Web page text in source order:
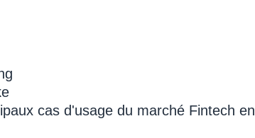
cas d'usage du marché Fintech en